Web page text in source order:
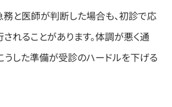
と医師が判断した場合も、初診で応
れることがあります。体調が悪く通
うした準備が受診のハードルを下げる